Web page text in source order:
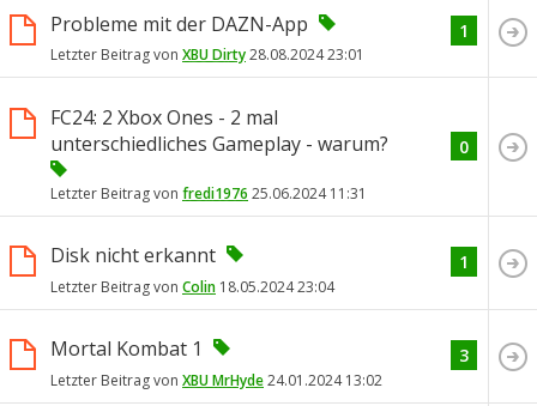
Probleme mit der DAZN-App
Letzter Beitrag von XBU Dirty28.08.202423:01
1
FC24: 2 Xbox Ones - 2 mal
unterschiedliches Gameplay - warum?
Letzter Beitrag von fredi1976 25.06.202411:31
0
Disk nicht erkannt
Letzter Beitrag von Colin 18.05.202423:04
1
Mortal Kombat 1
Letzter Beitrag von XBU MrHyde24.01.202413:02
3